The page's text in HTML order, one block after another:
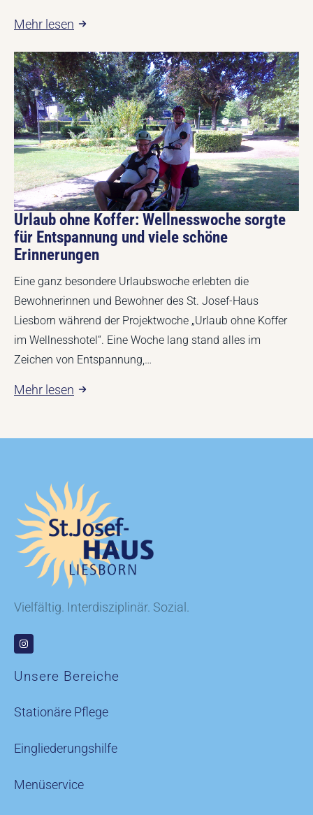
Mehr lesen
Urlaub ohne Koffer: Wellnesswoche sorgte
für Entspannung und viele schöne
Erinnerungen
Eine ganz besondere Urlaubswoche erlebten die
Bewohnerinnen und Bewohner des St. Josef-Haus
Liesborn während der Projektwoche „Urlaub ohne Koffer
im Wellnesshotel“. Eine Woche lang stand alles im
Zeichen von Entspannung,…
Mehr lesen
Vielfältig. Interdisziplinär. Sozial.
Unsere Bereiche
Stationäre Pflege
Eingliederungshilfe
Menüservice